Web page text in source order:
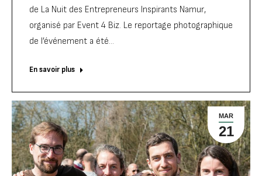
de La Nuit des Entrepreneurs Inspirants Namur,
organisé par Event 4 Biz. Le reportage photographique
de l’événement a été…
En savoir plus
MAR
21